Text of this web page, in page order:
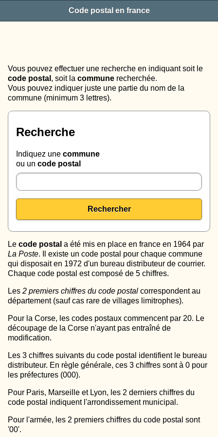
Code postal en france
Vous pouvez effectuer une recherche en indiquant soit le
code postal , soit la commune recherchée.
Vous pouvez indiquer juste une partie du nom de la
commune (minimum 3 lettres).
Recherche
Indiquez une commune
ou un code postal
Rechercher
Le code postal a été mis en place en france en 1964 par
La Poste. Il existe un code postal pour chaque commune
qui disposait en 1972 d'un bureau distributeur de courrier.
Chaque code postal est composé de 5 chiffres.
Les 2 premiers chiffres du code postal correspondent au
département (sauf cas rare de villages limitrophes).
Pour la Corse, les codes postaux commencent par 20. Le
découpage de la Corse n'ayant pas entraîné de
modification.
Les 3 chiffres suivants du code postal identifient le bureau
distributeur. En règle générale, ces 3 chiffres sont à 0 pour
les préfectures (000).
Pour Paris, Marseille et Lyon, les 2 derniers chiffres du
code postal indiquent l'arrondissement municipal.
Pour l'armée, les 2 premiers chiffres du code postal sont
'00'.